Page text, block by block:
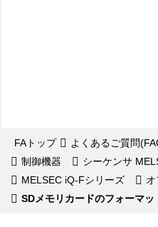
FAトップ よくあるご質問
制御機器
シーケンサ
MELSEC iQ-Fシリーズ
SDメモリカードのフォーマッ